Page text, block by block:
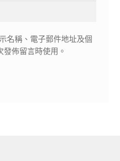
名稱、電子郵件地址及個
佈留言時使用。